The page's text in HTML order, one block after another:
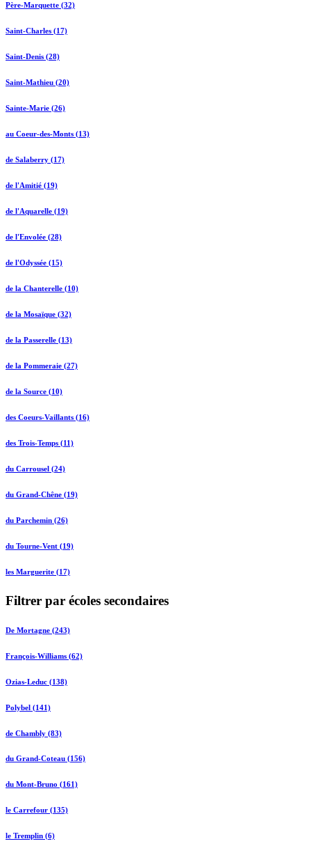
Père-Marquette (32)
Saint-Charles (17)
Saint-Denis (28)
Saint-Mathieu (20)
Sainte-Marie (26)
au Coeur-des-Monts (13)
de Salaberry (17)
de l'Amitié (19)
de l'Aquarelle (19)
de l'Envolée (28)
de l'Odyssée (15)
de la Chanterelle (10)
de la Mosaïque (32)
de la Passerelle (13)
de la Pommeraie (27)
de la Source (10)
des Coeurs-Vaillants (16)
des Trois-Temps (11)
du Carrousel (24)
du Grand-Chêne (19)
du Parchemin (26)
du Tourne-Vent (19)
les Marguerite (17)
Filtrer par écoles secondaires
De Mortagne (243)
François-Williams (62)
Ozias-Leduc (138)
Polybel (141)
de Chambly (83)
du Grand-Coteau (156)
du Mont-Bruno (161)
le Carrefour (135)
le Tremplin (6)